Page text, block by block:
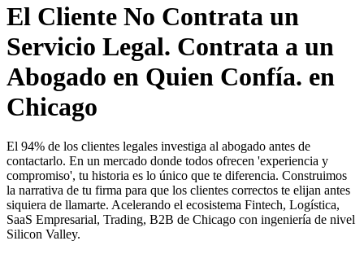
El Cliente No Contrata un
Servicio Legal. Contrata a un
Abogado en Quien Confía. en
Chicago
El 94% de los clientes legales investiga al abogado antes de
contactarlo. En un mercado donde todos ofrecen 'experiencia y
compromiso', tu historia es lo único que te diferencia. Construimos
la narrativa de tu firma para que los clientes correctos te elijan antes
siquiera de llamarte. Acelerando el ecosistema Fintech, Logística,
SaaS Empresarial, Trading, B2B de Chicago con ingeniería de nivel
Silicon Valley.